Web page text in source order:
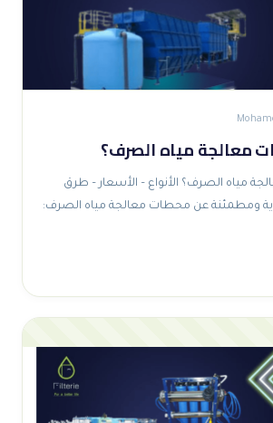
معالجة مياه الصرف؟
مياه الصرف؟ الأنواع – الأسعار – طرق
حقائق قوية ومطمئنة عن محطات معالجة مياه الصرف: